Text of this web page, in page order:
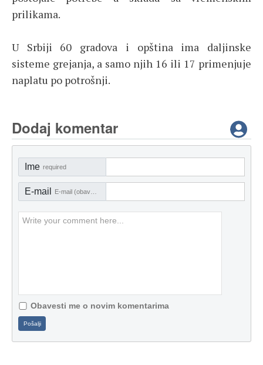
prilikama.
U Srbiji 60 gradova i opština ima daljinske
sisteme grejanja, a samo njih 16 ili 17 primenjuje
naplatu po potrošnji.
Dodaj komentar
Ime required
E-mail
Obavesti me o novim komentarima
Pošalji